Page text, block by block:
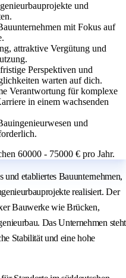
und
mit Fokus auf
attraktive Vergütung und
Perspektiven und
warten auf dich.
Verantwortung für komplexe
in einem wachsenden
und
60000 - 75000 € pro Jahr.
und etabliertes Bauunternehmen,
realisiert. Der
Bauwerke wie Brücken,
Das Unternehmen steht
Stabilität und eine hohe